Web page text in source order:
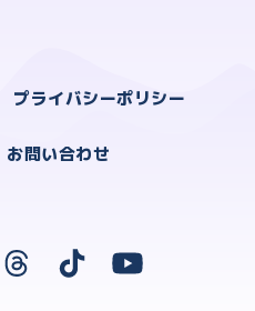
プライバシーポリシー
お問い合わせ